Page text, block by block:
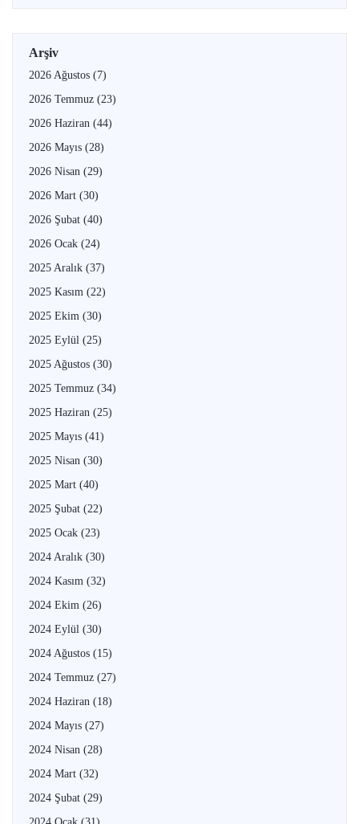
Arşiv
2026 Ağustos (7)
2026 Temmuz (23)
2026 Haziran (44)
2026 Mayıs (28)
2026 Nisan (29)
2026 Mart (30)
2026 Şubat (40)
2026 Ocak (24)
2025 Aralık (37)
2025 Kasım (22)
2025 Ekim (30)
2025 Eylül (25)
2025 Ağustos (30)
2025 Temmuz (34)
2025 Haziran (25)
2025 Mayıs (41)
2025 Nisan (30)
2025 Mart (40)
2025 Şubat (22)
2025 Ocak (23)
2024 Aralık (30)
2024 Kasım (32)
2024 Ekim (26)
2024 Eylül (30)
2024 Ağustos (15)
2024 Temmuz (27)
2024 Haziran (18)
2024 Mayıs (27)
2024 Nisan (28)
2024 Mart (32)
2024 Şubat (29)